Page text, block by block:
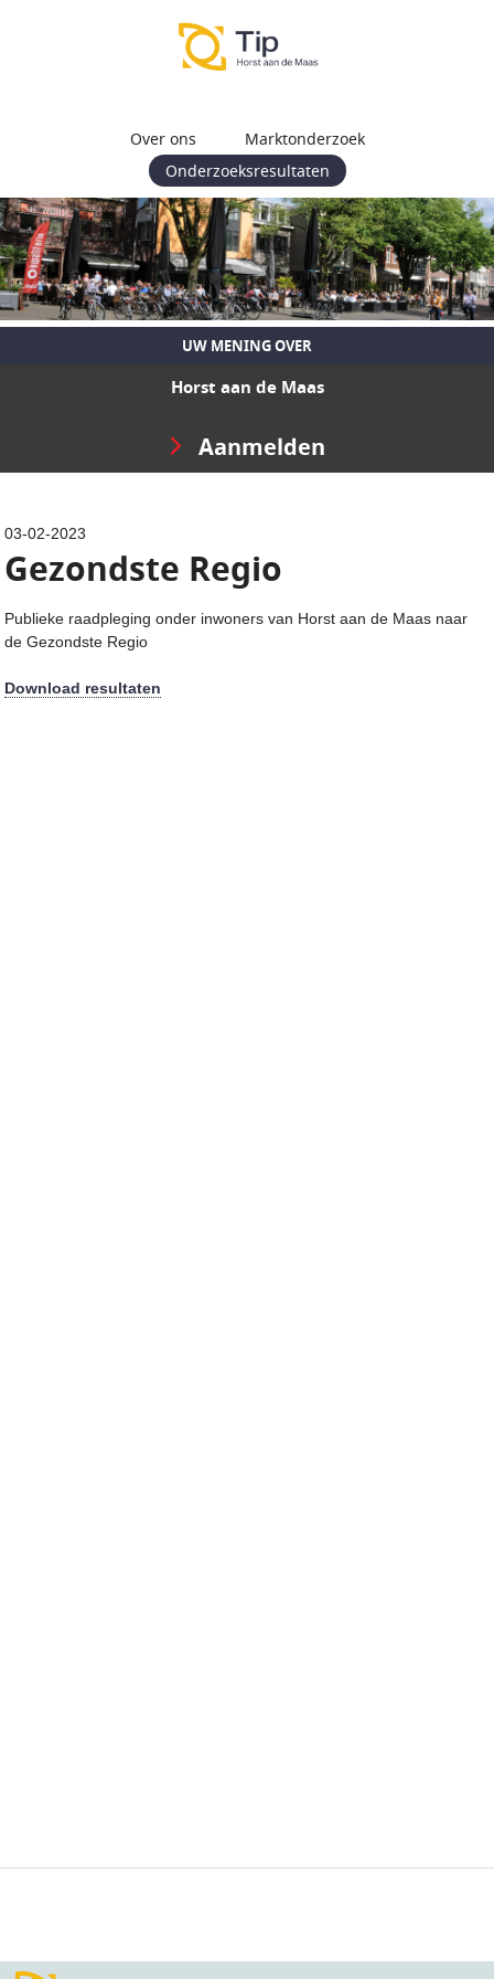
Over ons
Marktonderzoek
Onderzoeksresultaten
UW MENING OVER
Horst aan de Maas
Aanmelden
03-02-2023
Gezondste Regio
Publieke raadpleging onder inwoners van Horst aan de Maas naar
de Gezondste Regio
Download resultaten